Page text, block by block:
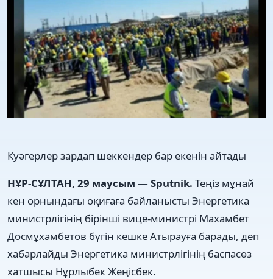
Куәгерлер зардап шеккендер бар екенін айтады
НҰР-СҰЛТАН, 29 маусым — Sputnik. Теңіз мұнай
кен орнындағы оқиғаға байланысты Энергетика
министрлігінің бірінші вице-министрі Махамбет
Досмұхамбетов бүгін кешке Атырауға барады, деп
хабарлайды Энергетика министрлігінің баспасөз
хатшысы Нұрлыбек Жеңісбек.